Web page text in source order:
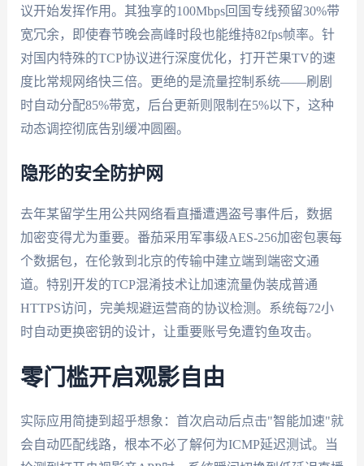
议开始发挥作用。其独享的100Mbps回国专线预留30%带
宽冗余，即使春节晚会高峰时段也能维持82fps帧率。针
对国内特殊的TCP协议进行深度优化，打开芒果TV的速
度比常规网络快三倍。更绝的是流量控制系统——刷剧
时自动分配85%带宽，后台更新则限制在5%以下，这种
动态调控彻底告别缓冲圆圈。
隐形的安全防护网
去年某留学生用公共网络看直播遭遇盗号事件后，数据
加密变得尤为重要。番茄采用军事级AES-256加密包裹每
个数据包，在伦敦到北京的传输中建立端到端密文通
道。特别开发的TCP混淆技术让加速流量伪装成普通
HTTPS访问，完美规避运营商的协议检测。系统每72小
时自动更换密钥的设计，让重要账号免遭钓鱼攻击。
零门槛开启观影自由
实际应用简捷到超乎想象：首次启动后点击"智能加速"就
会自动匹配线路，根本不必了解何为ICMP延迟测试。当